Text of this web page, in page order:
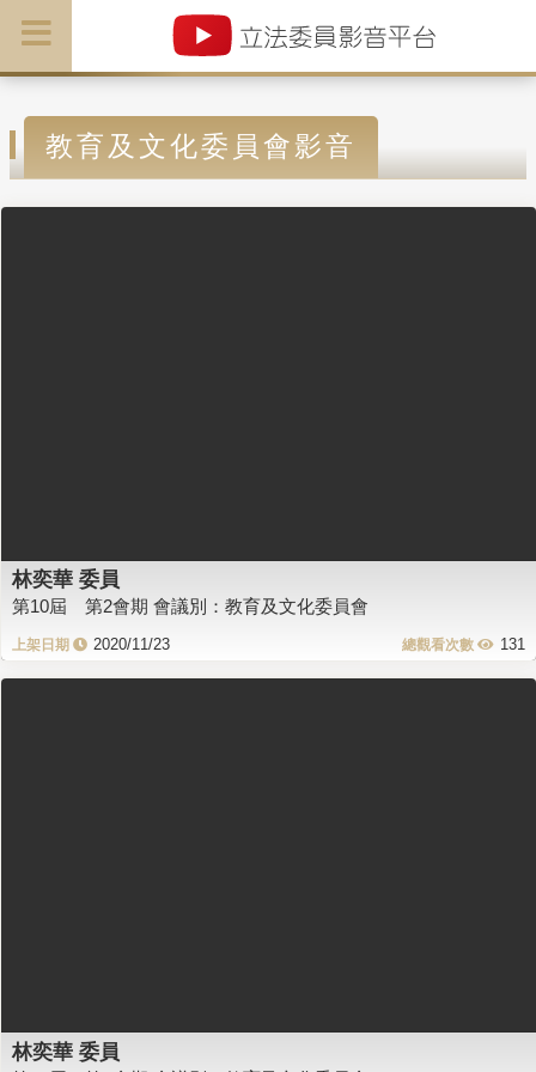
教育及文化委員會影音
林奕華 委員
第10屆 第2會期 會議別：教育及文化委員會
2020/11/23 131
林奕華 委員